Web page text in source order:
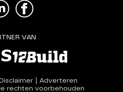
VAN
Disclaimer| Adverteren
rechten voorbehouden